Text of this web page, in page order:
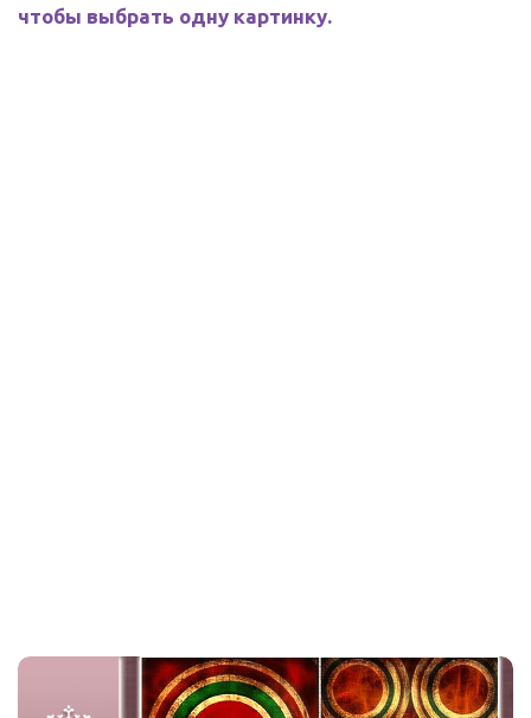
чтобы выбрать одну картинку.